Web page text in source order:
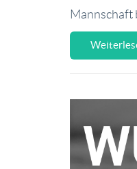
Mannschaft